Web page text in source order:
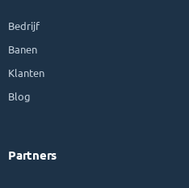
Bedrijf
Banen
Klanten
Blog
Partners